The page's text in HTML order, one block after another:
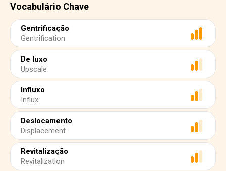
Vocabulário Chave
Gentrificação
Gentrification
De luxo
Upscale
Influxo
Influx
Deslocamento
Displacement
Revitalização
Revitalization